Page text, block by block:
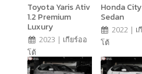
Toyota Yaris Ativ
1.2 Premium
Luxury
2023 | เกียร์ออ
โต้
Honda City
Sedan
2022 | เ
โต้